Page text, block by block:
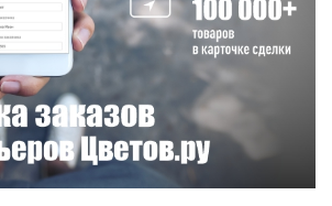
Смотреть проект